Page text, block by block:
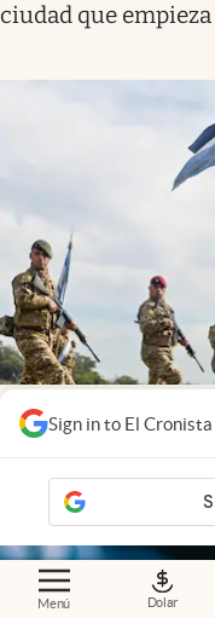
Menú Dolar
Sign in to El
ciudad que
Economía al día.
reequipamiento